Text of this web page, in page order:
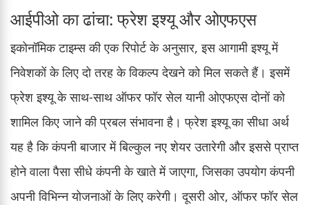
आईपीओ का ढांचा: फ्रेश इश्यू और ओएफएस
इकोनॉमिक टाइम्स की एक रिपोर्ट के अनुसार, इस आगामी इश्यू में
निवेशकों के लिए दो तरह के विकल्प देखने को मिल सकते हैं। इसमें
फ्रेश इश्यू के साथ-साथ ऑफर फॉर सेल यानी ओएफएस दोनों को
शामिल किए जाने की प्रबल संभावना है। फ्रेश इश्यू का सीधा अर्थ
यह है कि कंपनी बाजार में बिल्कुल नए शेयर उतारेगी और इससे प्राप्त
होने वाला पैसा सीधे कंपनी के खाते में जाएगा, जिसका उपयोग कंपनी
अपनी विभिन्न योजनाओं के लिए करेगी। दूसरी ओर, ऑफर फॉर सेल